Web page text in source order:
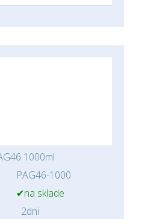
1000ml
PAG46-1000
✔na sklade
2dni